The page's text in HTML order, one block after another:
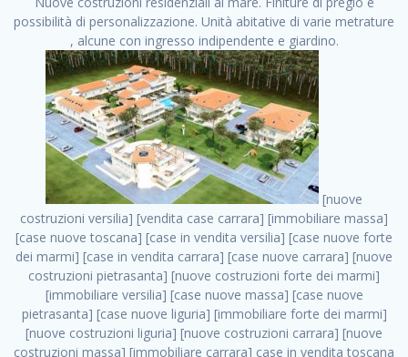
possibilità di personalizzazione. Unità abitative di varie metrature
, alcune con ingresso indipendente e giardino.
[nuove costruzioni versilia] [vendita case carrara] [immobiliare massa] [case nuove toscana] [case in vendita versilia] [case nuove forte dei marmi] [case in vendita carrara] [case nuove carrara] [nuove costruzioni pietrasanta] [nuove costruzioni forte dei marmi] [immobiliare versilia] [case nuove massa] [case nuove pietrasanta] [case nuove liguria] [immobiliare forte dei marmi] [nuove costruzioni liguria] [nuove costruzioni carrara] [nuove costruzioni massa] [immobiliare carrara] case in vendita toscana [immobiliare liguria] [case in vendita massa] [vendita case massa] [vendita case versilia] [nuove costruzioni toscana] [immobiliare pietrasanta] [immobiliare toscana] [case nuove versilia] nuove costruzioni case nuove in vendita case nuove case in costruzione case nuova costruzione appartamenti nuova costruzione case in vendita nuove costruzioni terreno edificabile nuove costruzioni milano marina di carrara carrara massa massa carrara toscana versilia case in vendita a milano case in vendita a roma appartamenti nuovi in vendita vendita case milano case in vendita torino case in vendita milano case di nuova costruzione nuove costruzioni roma case in vendita roma , Lerici . vendita case roma vendita case torino villette nuova costruzione vendita case privati cerco casa milano vendita case impresa edile vendita case genova vendita immobili vendita case nuove cerco casa ville nuova costruzione annunci case in vendita case in vendita nuova costruzione nuove case in vendita case in vendita da privati villette a schiera cerco casa in vendita case in affitto vendita nuove costruzioni costruire case affitto affitto negozio milano cerco casa roma cerco casa nuova costruzione appartamenti in costruzione, Lerici . case nuove vendita case in vendita nuove case nuove milano nuove costruzioni morena case in vendita costruzioni case case in vendita tor vergata nuova annunci vendita case case in vendita milano centro, Lerici . vendita case nuova costruzione case in vendita privati agenzia immobiliare appartamenti di nuova costruzione ville in costruzione case in vendita a opera nuova costruzione nuove costruzioni torino, Lerici . appartamenti nuovi impresa edile roma trova casa costruzioni nuove appartamenti in affitto cantieri in costruzione, Lerici . immobiliare nuove costruzioni case in vendita dragona appartamenti in vendita siti vendita case case in vendita roma nord nuovi costruzioni ville nuove in vendita nuove costruzioni in vendita trovocasa cerco casa affitto villette in vendita nuove costruzioni immobiliari nuove costruzioni bologna toscano immobiliare palermo nuovi appartamenti vendita case dragona nuova costruzione case in vendita villaggio prenestino, Lerici . case in vendita dal costruttore imprese edili torino nuove costruzioni firenze immobiliare case nuove in costruzione toscano immobiliare milano, Lerici . casanuova case in vendita acilia dragona case in vendita di nuova costruzione case in vendita da costruttore nuove costruzioni eur case e cantieri appartamenti in vendita nuova costruzione case in vendita a dragona roma case in vendita nuove case in costruzione porta portese immobiliare appartamenti cerco casa disperatamente case in vendita torresina cascine in vendita vendita immobili roma, Lerici . milano nuove costruzioni morena case in vendita costruzioni edili nuove costruzioni catania visure catastali on line gratis nuove costruzioni monza case in costruzione milano, Lerici . nuove costruzioni boccea vendita immobili milano attico immobiliare roma vendita imprese edili bergamo impresa edile bologna case in vendita a classe appartamento nuovo nuove costruzioni pietralata case costruzione case in vendita roma sud nuove costruzioni residenziali a milano appartamenti nuova costruzione milano case in vendita boccea case in vendita morena nuove costruzioni vendita immobili privati, Lerici . comprare casa nuova costruzione case in vendita con leasing case in vendita ostia antica case nuova costruzione milano appartamenti nuovi milano case nuove roma nuove costruzioni bari edilizia convenzionata case in vendita a tortona villaggio prenestino case in vendita toscano immobiliare professione casa nuove costruzioni parma impresa costruzioni nuove case nuove costruzioni bergamo vendita immobili torino ville di nuova costruzione solo affitti appartamento nuovo in vendita appartamenti nuova costruzione roma case nuova costruzione roma, Lerici . nuove costruzioni a milano case in costruzione roma impresa di costruzioni grimaldi immobiliare costruzioni villetta nuova costruzione case in vendita da imprese edili cerco casa a acquisto casa in costruzione nuove costruzioni mare costruzioni immobiliari cantieri nuove costruzioni acquisto casa nuova costruzione nuove costruzioni padova comprare casa in costruzione impresa edile napoli nuove costruzioni pescara casa risorse immobiliari, Lerici . immobili in costruzione villette nuove villette nuove in vendita gabetti imprese edili verona nuove costruzioni milano sud nuovi immobili nuove costruzioni legnano, Lerici . cantieri nuove costruzioni milano villa nuova case vendita nuove costruzioni appartamenti in vendita nuovi immobili nuovi costruttori case imprese edili brescia nuovi appartamenti milano case in vendita selva nera casa nuova retecasa case nuova costruzione in vendita monolocale imprese edili firenze imprese edili padova frimm vendita case dragona nuove costruzioni vendita imprese edili parma imprese di costruzioni milano immobiliare toscano frimm immobiliare roma case case dal costruttore acquisto terreno agricolo imprese edili italiane roma vende casa case nuove a milano nuove costruzioni a roma imprese costruzioni roma cerco casa nuova immobili di nuova costruzione case in vendita castelverde roma impresa edile palermo rent to buy roma nuove costruzioni, Lerici . tempocasa case in vendita a riscatto nuove costruzioni varese nuove costruzioni bolzano vendita case in costruzione nuove costruzioni lecce cantiere milano costruire villa imprese edili treviso impresa edile catania case in vendita roma tiburtina vendita appartamenti nuova costruzione vendita immobili commerciali case nuove in vendita milano nuove costruzioni seregno cerca casa vendita cerco casa milano vendita nuove costruzioni milano ovest vendita case nuove milano imprese edili modena nuove costruzioni milano centro case in vendita aranova nuove abitazioni, Lerici ., Lerici . nuove costruzioni brescia nuove costruzioni como appartamenti nuovi in vendita a milano case in vendita bologna nuove costruzioni appartamenti in vendita milano nuova costruzione imprese edili como morena nuove costruzioni nuove costruzioni case vendita appartamenti nuovi nuove costruzioni salerno eurekasa villette in costruzione bilocali nuovi case nuove in vendita a roma case in vendita con permuta nuove costruzioni trento impresa edile varese imprese costruzioni milano imprese edili venezia case in vendita prenestina imprese edili spa nuove costruzioni gallarate roma nuove costruzioni case in nuova costruzione nuovi case nuove in vendita a milano nuove costruzioni loano nuovi cantieri milano imprese edili novara case in vendita roma est imprese di costruzioni roma appartamenti in costruzione milano nuovi cantieri cerco casa vendita milano nuove costruzioni brugherio vendita case da imprese edili imprese edili udine nuove costruzioni direttamente dal costruttore imprese edili vicenza case in vendita a loano nuova costruzione nuove villette prezzi case nuove case in vendita in costruzione compravendita terreno agricolo cantiere, Lerici . case in vendita milano navigli costruzione nuova casa costruzioni nuove milano nuove costruzioni roma rent to buy nuove costruzioni taranto palazzo in costruzione vendita appartamenti nuova costruzione milano centro costruzioni milano case in vendita milano nuove costruzioni case in vendita milano sud impresa edile como case nuove a roma boccea case in vendita imprese edili trento nuove costruzioni buccinasco case in costruzione a milano nuove costruzioni ripamonti case in vendita a salerno nuove costruzioni nuove residenze milano case nuove vendita milano nuove costruzioni milano nord nuove costruzioni livorno vendita nuove costruzioni roma nuove costruzioni liguria costruzioni roma cerco casa roma vendita nuove costruzioni classe a impresa edile rimini nuovi annunci case in vendita nuove costruzioni magenta todini costruzioni case grezze in vendita vendita appartamenti nuovi milano case in vendita gallaratese milano nuove costruzioni arezzo, Lerici . case in vendita castelverde case nuove dal costruttore nuovo appartamento nuove costruzioni desenzano imprese edili lombardia imprese edili veneto appartamenti in costruzione roma case vendita pescara nuove costruzioni case in vendita ad acilia imprese edili verona e provincia nuove costruzioni desio appartamenti classe a milano firenze nuove costruzioni pirelli re immobiliare grandi imprese di costruzioni case in vendita torresina roma case in vendita navigli milano nuove costruzioni roma centro nuovecostruzioni appartamenti nuovi a milano impresa edile ancona nuove residenze dragona case in vendita nuove costruzioni brindisi vendita nuove costruzioni milano case in vendita arredate nuove case milano case nuove milano centro sito impresa edile nuove costruzioni montesilvano case vendita monza nuove costruzioni vendita case nuove roma impresa edile monza case in vendita vimercate nuova costruzione nuove costruzioni opera